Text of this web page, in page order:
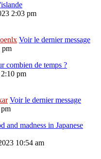
2:03 pm
Voir le dernier message
pm
combien de temps ?
pm
Voir le dernier message
madness in Japanese
10:54 am